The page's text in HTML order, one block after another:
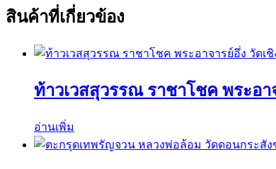
สินค้าที่เกี่ยวข้อง
ท้าวเวสสุวรรณ ราชาโชค พระอา
อ่านเพิ่ม